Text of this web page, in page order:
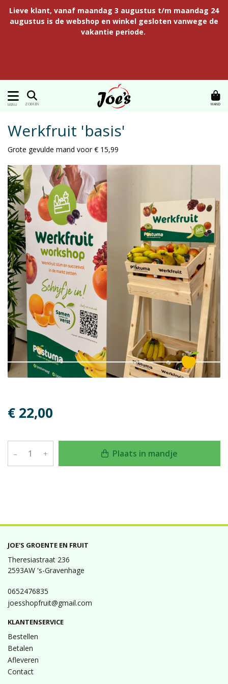
Lieve klant, vanaf maandag 3 augustus t/m maandag 24
augustus is de webshop en winkel gesloten vanwege de
vakantie periode.
MENU ZOEKEN MAND
Werkfruit 'basis'
Grote gevulde mand voor € 15,99
€ 22,00
– + Plaats in mandje
JOE'S GROENTE EN FRUIT
Theresiastraat 236
2593AW 's-Gravenhage
0652476835
joesshopfruit@gmail.com
KLANTENSERVICE
Bestellen
Betalen
Afleveren
Contact